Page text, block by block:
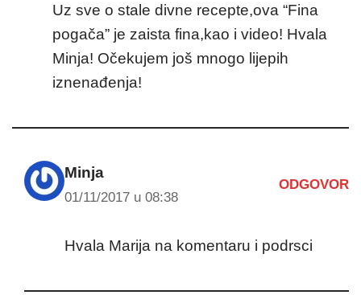
Uz sve o stale divne recepte,ova “Fina
pogača” je zaista fina,kao i video! Hvala
Minja! Očekujem još mnogo lijepih
iznenađenja!
Minja
01/11/2017 u 08:38
ODGOVOR
Hvala Marija na komentaru i podrsci